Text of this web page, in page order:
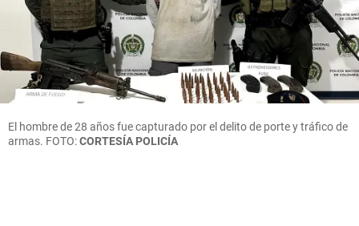
El hombre de 28 años fue capturado por el delito de porte y tráfico de
armas. FOTO:CORTESÍA POLICÍA